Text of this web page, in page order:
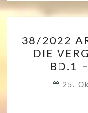
38/2022
DIE
BD.1
25.